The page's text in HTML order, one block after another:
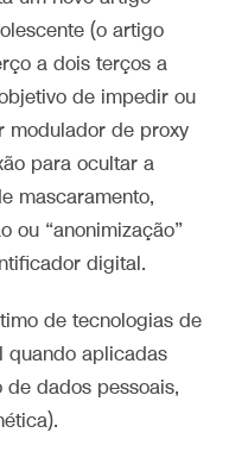
(o artigo
a dois terços a
de impedir ou
modulador de proxy
para ocultar a
mascaramento,
ou “anonimização”
digital.
de tecnologias de
quando aplicadas
dados pessoais,